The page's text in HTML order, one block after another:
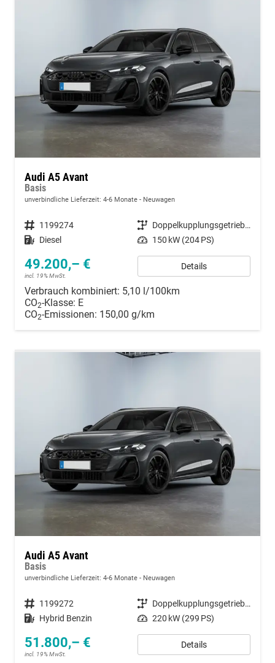
Audi A5 Avant
Basis
unverbindliche Lieferzeit: 4-6 Monate Neuwagen
Fahrzeugnummer 1199274 Getriebe
Doppelkupplungsgetriebe (DSG)
Kraftstoff Diesel Leistung 150 kW (204 PS)
49.200,– €
incl. 19% MwSt.
Details
Verbrauch kombiniert: 5,10 l/100km
CO2-Klasse: E
CO2-Emissionen: 150,00 g/km
Audi A5 Avant
Basis
unverbindliche Lieferzeit: 4-6 Monate Neuwagen
Fahrzeugnummer 1199272 Getriebe
Doppelkupplungsgetriebe (DSG)
Kraftstoff Hybrid Benzin Leistung 220 kW (299 PS)
51.800,– €
incl. 19% MwSt.
Details